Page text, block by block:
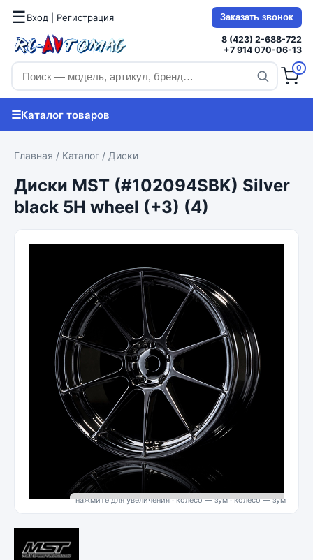
☰Вход | Регистрация Заказать звонок
8 (423) 2-688-722
+7 914 070-06-13
0
☰Каталог товаров
Главная / Каталог / Диски
Диски MST (#102094SBK) Silver
black 5H wheel (+3) (4)
нажмите для увеличения · колесо — зум